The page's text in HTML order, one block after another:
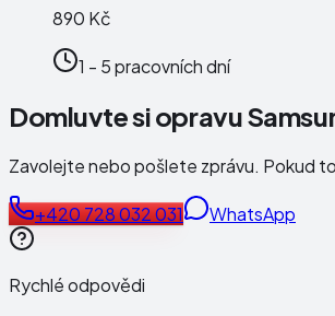
890 Kč
1 - 5 pracovních dní
Domluvte si opravu
Zavolejte nebo pošlete zprávu. Pokud
+420 728 032 031 WhatsApp
Rychlé odpovědi